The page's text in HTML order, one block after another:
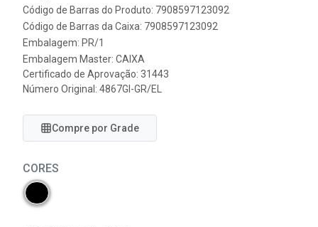
Código de Barras do Produto: 7908597123092
Código de Barras da Caixa: 7908597123092
Embalagem: PR/1
Embalagem Master: CAIXA
Certificado de Aprovação: 31443
Número Original: 4867GI-GR/EL
Compre por Grade
CORES